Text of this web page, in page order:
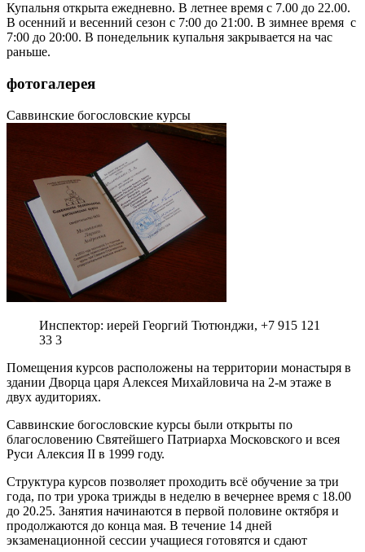
Купальня открыта ежедневно. В летнее время с 7.00 до 22.00.
В осенний и весенний сезон с 7:00 до 21:00. В зимнее время с
7:00 до 20:00. В понедельник купальня закрывается на час
раньше.
фотогалерея
Саввинские богословские курсы
Инспектор: иерей Георгий Тютюнджи, +7 915 121
33 3
Помещения курсов расположены на территории монастыря в
здании Дворца царя Алексея Михайловича на 2-м этаже в
двух аудиториях.
Саввинские богословские курсы были открыты по
благословению Святейшего Патриарха Московского и всея
Руси Алексия II в 1999 году.
Структура курсов позволяет проходить всё обучение за три
года, по три урока трижды в неделю в вечернее время с 18.00
до 20.25. Занятия начинаются в первой половине октября и
продолжаются до конца мая. В течение 14 дней
экзаменационной сессии учащиеся готовятся и сдают